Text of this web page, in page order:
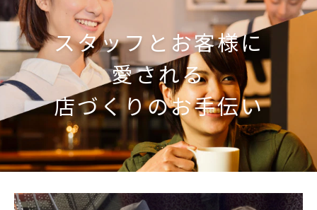
セミナー
導入事例
コラム
ニュース
企業情報
スタッフとお客様に
愛される
店づくりのお手伝い